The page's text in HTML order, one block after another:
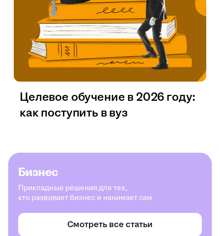
Целевое обучение в 2026 году:
как поступить в вуз
Бизнес
Прикладные решения для тех,
кто развивает бизнес и нанимает сам
Смотреть все статьи